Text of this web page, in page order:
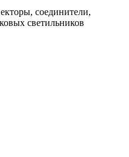
соединители,
светильников